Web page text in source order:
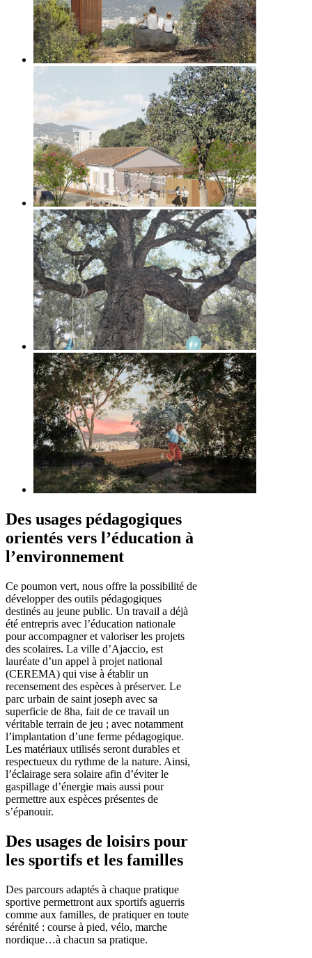
Des usages pédagogiques
orientés vers l’éducation à
l’environnement
Ce poumon vert, nous offre la possibilité de
développer des outils pédagogiques
destinés au jeune public. Un travail a déjà
été entrepris avec l’éducation nationale
pour accompagner et valoriser les projets
des scolaires. La ville d’Ajaccio, est
lauréate d’un appel à projet national
(CEREMA) qui vise à établir un
recensement des espèces à préserver. Le
parc urbain de saint joseph avec sa
superficie de 8ha, fait de ce travail un
véritable terrain de jeu ; avec notamment
l’implantation d’une ferme pédagogique.
Les matériaux utilisés seront durables et
respectueux du rythme de la nature. Ainsi,
l’éclairage sera solaire afin d’éviter le
gaspillage d’énergie mais aussi pour
permettre aux espèces présentes de
s’épanouir.
Des usages de loisirs pour
les sportifs et les familles
Des parcours adaptés à chaque pratique
sportive permettront aux sportifs aguerris
comme aux familles, de pratiquer en toute
sérénité : course à pied, vélo, marche
nordique…à chacun sa pratique.